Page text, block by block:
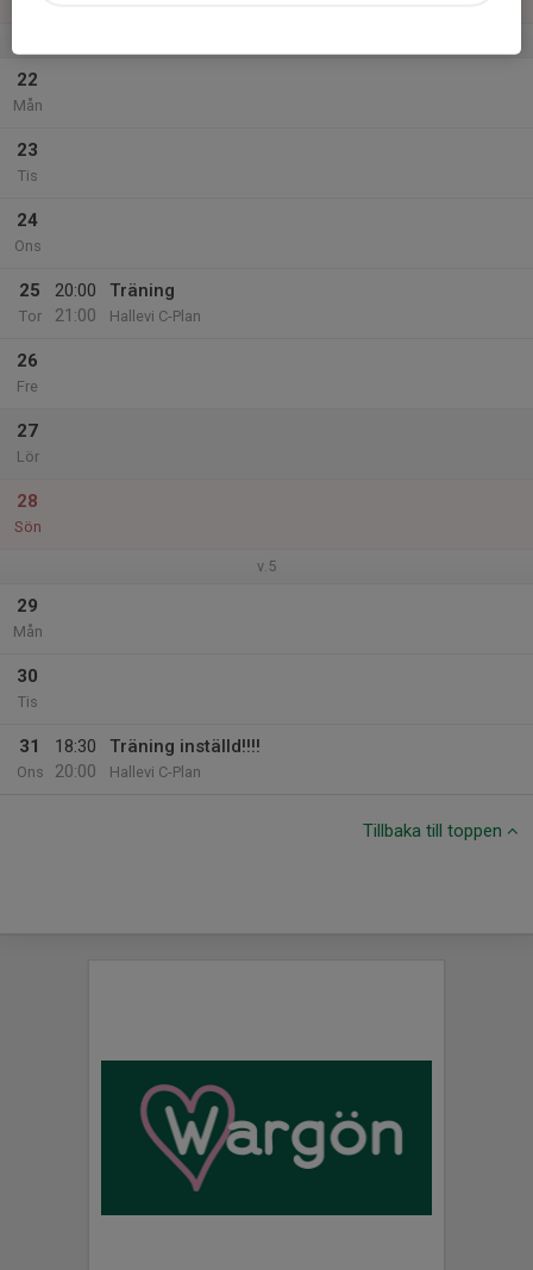
22
Mån
23
Tis
24
Ons
25
Tor
20:00
21:00
Träning
Hallevi C-Plan
26
Fre
27
Lör
28
Sön
v.5
29
Mån
30
Tis
31
Ons
18:30
20:00
Träning inställd!!!!
Hallevi C-Plan
Tillbaka till toppen